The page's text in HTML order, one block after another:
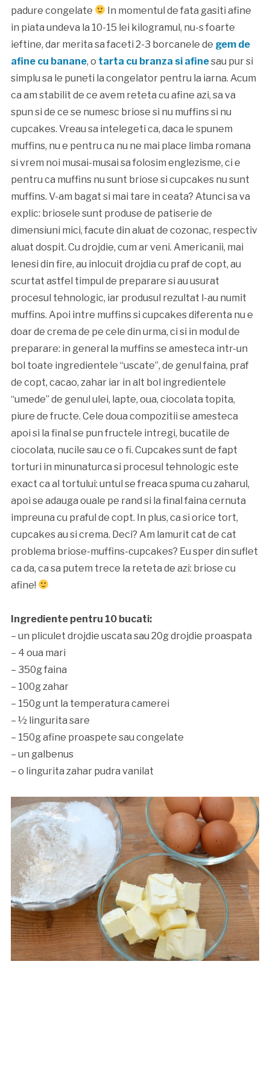
padure congelate
In momentul de fata gasiti afine
in piata undeva la 10-15 lei kilogramul, nu-s foarte
ieftine, dar merita sa faceti 2-3 borcanele de gem de
afine cu banane, o tarta cu branza si afinesau pur si
simplu sa le puneti la congelator pentru la iarna. Acum
ca am stabilit de ce avem reteta cu afine azi, sa va
spun si de ce se numesc briose si nu muffins si nu
cupcakes. Vreau sa intelegeti ca, daca le spunem
muffins, nu e pentru ca nu ne mai place limba romana
si vrem noi musai-musai sa folosim englezisme, ci e
pentru ca muffins nu sunt briose si cupcakes nu sunt
muffins. V-am bagat si mai tare in ceata? Atunci sa va
explic: briosele sunt produse de patiserie de
dimensiuni mici, facute din aluat de cozonac, respectiv
aluat dospit. Cu drojdie, cum ar veni. Americanii, mai
lenesi din fire, au inlocuit drojdia cu praf de copt, au
scurtat astfel timpul de preparare si au usurat
procesul tehnologic, iar produsul rezultat l-au numit
muffins. Apoi intre muffins si cupcakes diferenta nu e
doar de crema de pe cele din urma, ci si in modul de
preparare: in general la muffins se amesteca intr-un
bol toate ingredientele “uscate”, de genul faina, praf
de copt, cacao, zahar iar in alt bol ingredientele
“umede” de genul ulei, lapte, oua, ciocolata topita,
piure de fructe. Cele doua compozitii se amesteca
apoi si la final se pun fructele intregi, bucatile de
ciocolata, nucile sau ce o fi. Cupcakes sunt de fapt
torturi in minunaturca si procesul tehnologic este
exact ca al tortului: untul se freaca spuma cu zaharul,
apoi se adauga ouale pe rand si la final faina cernuta
impreuna cu praful de copt. In plus, ca si orice tort,
cupcakes au si crema. Deci? Am lamurit cat de cat
problema briose-muffins-cupcakes? Eu sper din suflet
ca da, ca sa putem trece la reteta de azi: briose cu
afine!
Ingrediente pentru 10 bucati:
– un pliculet drojdie uscata sau 20g drojdie proaspata
– 4 oua mari
– 350g faina
– 100g zahar
– 150g unt la temperatura camerei
– ½ lingurita sare
– 150g afine proaspete sau congelate
– un galbenus
– o lingurita zahar pudra vanilat